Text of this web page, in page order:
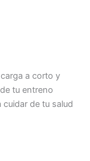
a corto y
tu entreno
de tu salud